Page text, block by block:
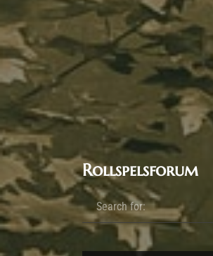
Rollspelsforum